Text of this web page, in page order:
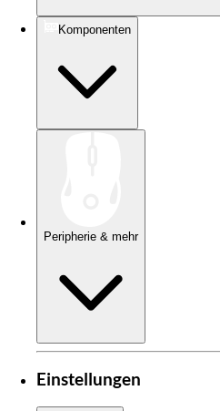
Komponenten
Peripherie & mehr
Einstellungen